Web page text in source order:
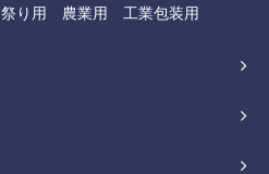
祭り用 農業用 工業包装用